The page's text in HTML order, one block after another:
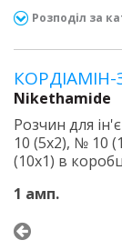
Розподіл за
Nikethamide
Розчин для
10 (5х2), № 10
(10х1) в
1 амп.